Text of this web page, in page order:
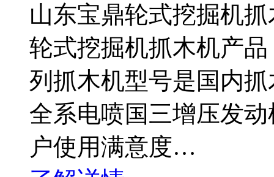
山东宝鼎轮式挖掘机
轮式挖掘机抓木机产
列抓木机型号是国内
全系电喷国三增压发
户使用满意度…